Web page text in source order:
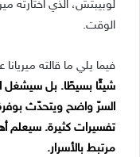
لوبيبتش، الذي اختارته
الوقت.
فيما يلي ما قالته
شيئًا بسيطًا. بل سيشغل
السرّ واضح ويتحدّث
تفسيرات كثيرة. سيعلم
مرتبط بالأسرار.